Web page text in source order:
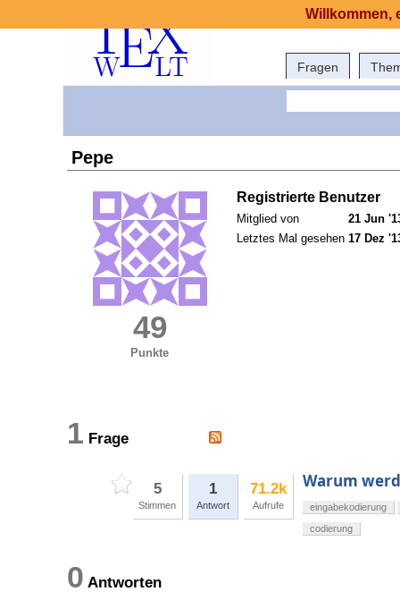
Fragen
Pepe
49
Punkte
Registrierte Benutzer
Mitglied von
21 Jun
Letztes Mal gesehen 17 Dez
1 Frage
5
Stimmen
1
Antwort
71.2k
Aufrufe
Warum
eingabekodierung
codierung
0 Antworten
Willkommen,